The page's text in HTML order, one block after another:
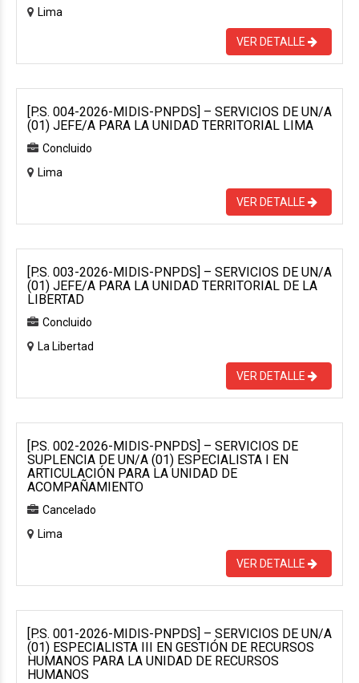
Lima
VER DETALLE
[P.S. 004-2026-MIDIS-PNPDS] – SERVICIOS DE UN/A
(01) JEFE/A PARA LA UNIDAD TERRITORIAL LIMA
Concluido
Lima
VER DETALLE
[P.S. 003-2026-MIDIS-PNPDS] – SERVICIOS DE UN/A
(01) JEFE/A PARA LA UNIDAD TERRITORIAL DE LA
LIBERTAD
Concluido
La Libertad
VER DETALLE
[P.S. 002-2026-MIDIS-PNPDS] – SERVICIOS DE
SUPLENCIA DE UN/A (01) ESPECIALISTA I EN
ARTICULACIÓN PARA LA UNIDAD DE
ACOMPAÑAMIENTO
Cancelado
Lima
VER DETALLE
[P.S. 001-2026-MIDIS-PNPDS] – SERVICIOS DE UN/A
(01) ESPECIALISTA III EN GESTIÓN DE RECURSOS
HUMANOS PARA LA UNIDAD DE RECURSOS
HUMANOS